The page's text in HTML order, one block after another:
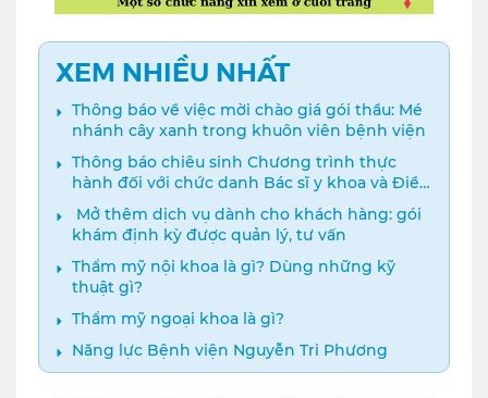
XEM NHIỀU NHẤT
Thông báo về việc mời chào giá gói thầu: Mé
nhánh cây xanh trong khuôn viên bệnh viện
Thông báo chiêu sinh Chương trình thực
hành đối với chức danh Bác sĩ y khoa và Điều
dưỡng năm 2024
️ Mở thêm dịch vụ dành cho khách hàng: gói
khám định kỳ được quản lý, tư vấn
Thẩm mỹ nội khoa là gì? Dùng những kỹ
thuật gì?
Thẩm mỹ ngoại khoa là gì?
Năng lực Bệnh viện Nguyễn Tri Phương